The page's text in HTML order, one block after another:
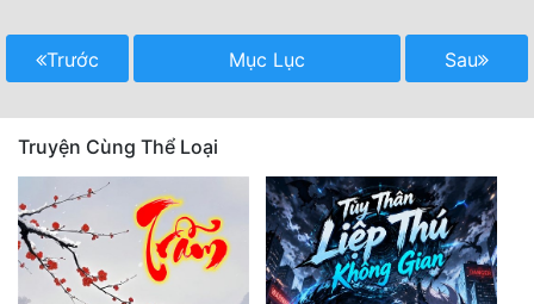
Trước Mục Lục Sau
Truyện Cùng Thể Loại